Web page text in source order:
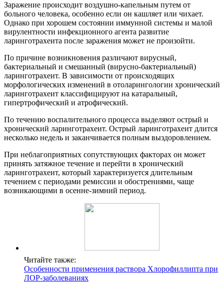
Заражение происходит воздушно-капельным путем от
больного человека, особенно если он кашляет или чихает.
Однако при хорошем состоянии иммунной системы и малой
вирулентности инфекционного агента развитие
ларинготрахеита после заражения может не произойти.
По причине возникновения различают вирусный,
бактериальный и смешанный (вирусно-бактериальный)
ларинготрахеит. В зависимости от происходящих
морфологических изменений в отоларингологии хронический
ларинготрахеит классифицируют на катаральный,
гипертрофический и атрофический.
По течению воспалительного процесса выделяют острый и
хронический ларинготрахеит. Острый ларинготрахеит длится
несколько недель и заканчивается полным выздоровлением.
При неблагоприятных сопутствующих факторах он может
принять затяжное течение и перейти в хронический
ларинготрахеит, который характеризуется длительным
течением с периодами ремиссии и обострениями, чаще
возникающими в осенне-зимний период.
Читайте также:
Особенности применения раствора Хлорофиллипта при
ЛОР-заболеваниях